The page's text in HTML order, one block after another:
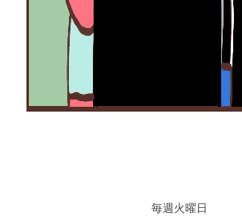
毎週火曜日